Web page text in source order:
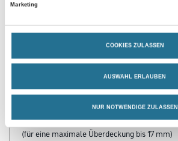
Marketing
COOKIES ZULASSEN
AUSWAHL ERLAUBEN
NUR NOTWENDIGE ZULASSEN
PRODUKTEIGENSCHAFTEN
Produkteigenschaft
- Zum Überdecken von alten Fliesensockeln
(für eine maximale Überdeckung bis 17 mm)